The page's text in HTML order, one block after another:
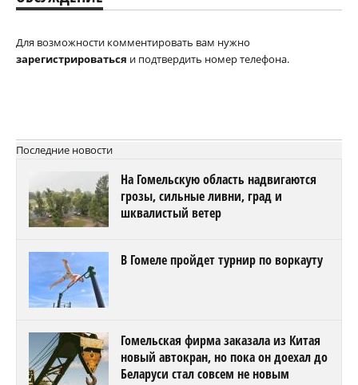
Для возможности комментировать вам нужно
зарегистрироваться и подтвердить номер телефона.
Последние новости
На Гомельскую область надвигаются
грозы, сильные ливни, град и
шквалистый ветер
В Гомеле пройдет турнир по воркауту
Гомельская фирма заказала из Китая
новый автокран, но пока он доехал до
Беларуси стал совсем не новым